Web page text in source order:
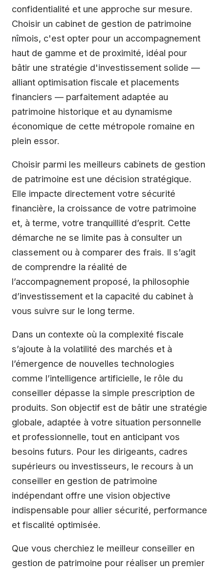
confidentialité et une approche sur mesure.
Choisir un cabinet de gestion de patrimoine
nîmois, c'est opter pour un accompagnement
haut de gamme et de proximité, idéal pour
bâtir une stratégie d'investissement solide —
alliant optimisation fiscale et placements
financiers — parfaitement adaptée au
patrimoine historique et au dynamisme
économique de cette métropole romaine en
plein essor.
Choisir parmi les meilleurs cabinets de gestion
de patrimoine est une décision stratégique.
Elle impacte directement votre sécurité
financière, la croissance de votre patrimoine
et, à terme, votre tranquillité d’esprit. Cette
démarche ne se limite pas à consulter un
classement ou à comparer des frais. Il s’agit
de comprendre la réalité de
l’accompagnement proposé, la philosophie
d’investissement et la capacité du cabinet à
vous suivre sur le long terme.
Dans un contexte où la complexité fiscale
s’ajoute à la volatilité des marchés et à
l’émergence de nouvelles technologies
comme l’intelligence artificielle, le rôle du
conseiller dépasse la simple prescription de
produits. Son objectif est de bâtir une stratégie
globale, adaptée à votre situation personnelle
et professionnelle, tout en anticipant vos
besoins futurs. Pour les dirigeants, cadres
supérieurs ou investisseurs, le recours à un
conseiller en gestion de patrimoine
indépendant offre une vision objective
indispensable pour allier sécurité, performance
et fiscalité optimisée.
Que vous cherchiez le meilleur conseiller en
gestion de patrimoine pour réaliser un premier